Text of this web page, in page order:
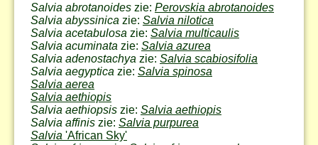
Salvia abrotanoides zie: Perovskia abrotanoides
Salvia abyssinica zie: Salvia nilotica
Salvia acetabulosa zie: Salvia multicaulis
Salvia acuminata zie: Salvia azurea
Salvia adenostachya zie: Salvia scabiosifolia
Salvia aegyptica zie: Salvia spinosa
Salvia aerea
Salvia aethiopis
Salvia aethiopsis zie: Salvia aethiopis
Salvia affinis zie: Salvia purpurea
Salvia 'African Sky'